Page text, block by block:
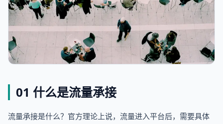
01 什么是流量承接
流量承接是什么？官方理论上说，流量进入平台后，需要具体